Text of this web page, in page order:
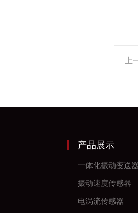
上
产品展示
一体化振动变送
振动速度传感器
电涡流传感器